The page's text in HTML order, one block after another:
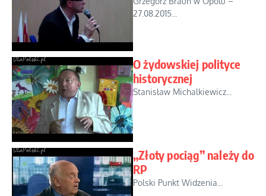
27.08.2015...
O żydowskiej polityce
historycznej
Stanisław Michalkiewicz...
„Złoty pociąg” należy do
RP
Polski Punkt Widzenia...